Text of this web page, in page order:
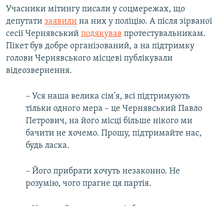
Учасники мітингу писали у соцмережах, що
депутати заявили на них у поліцію. А після зірваної
сесії Чернявський подякував протестувальникам.
Пікет був добре організований, а на підтримку
голови Чернявського місцеві публікували
відеозвернення.
– Уся наша велика сім'я, всі підтримують
тільки одного мера – це Чернявський Павло
Петрович, на його місці більше нікого ми
бачити не хочемо. Прошу, підтримайте нас,
будь ласка.
– Його прибрати хочуть незаконно. Не
розумію, чого прагне ця партія.